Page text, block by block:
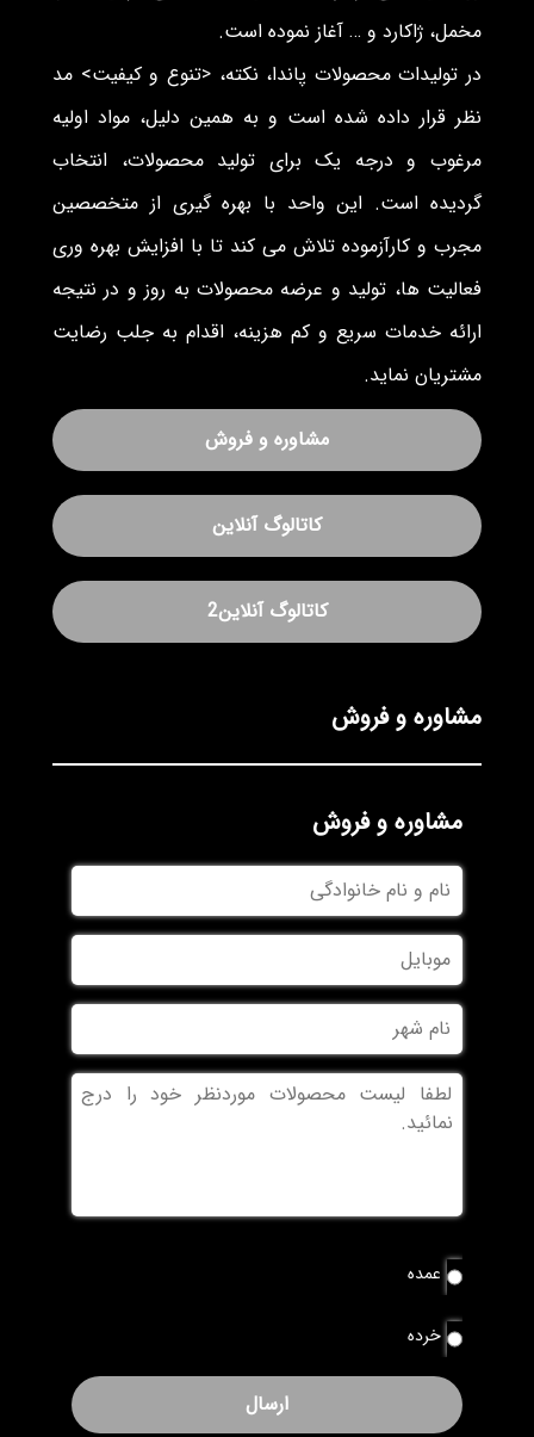
شرکت تولیدی و بازرگانی پاندا، فعالیت های خود را در
عرصه ملزومات خواب، از جمله در عرصه انواع مدل
روتختی های چاپ دیجیتال، سه بعدی، پلی استر،
مخمل، ژاکارد و … آغاز نموده است.
در تولیدات محصولات پاندا، نکته، <تنوع و کیفیت> مد
نظر قرار داده شده است و به همین دلیل، مواد اولیه
مرغوب و درجه یک برای تولید محصولات، انتخاب
گردیده است. این واحد با بهره گیری از متخصصین
مجرب و کارآزموده تلاش می کند تا با افزایش بهره وری
فعالیت ها، تولید و عرضه محصولات به روز و در نتیجه
ارائه خدمات سریع و کم هزینه، اقدام به جلب رضایت
مشتریان نماید.
مشاوره و فروش
مشاوره و فروش
مشاوره و فروش
نام
و
نام
خانوادگی
موبایل
شهر
بدون
عنوان